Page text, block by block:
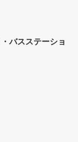
バスステーショ